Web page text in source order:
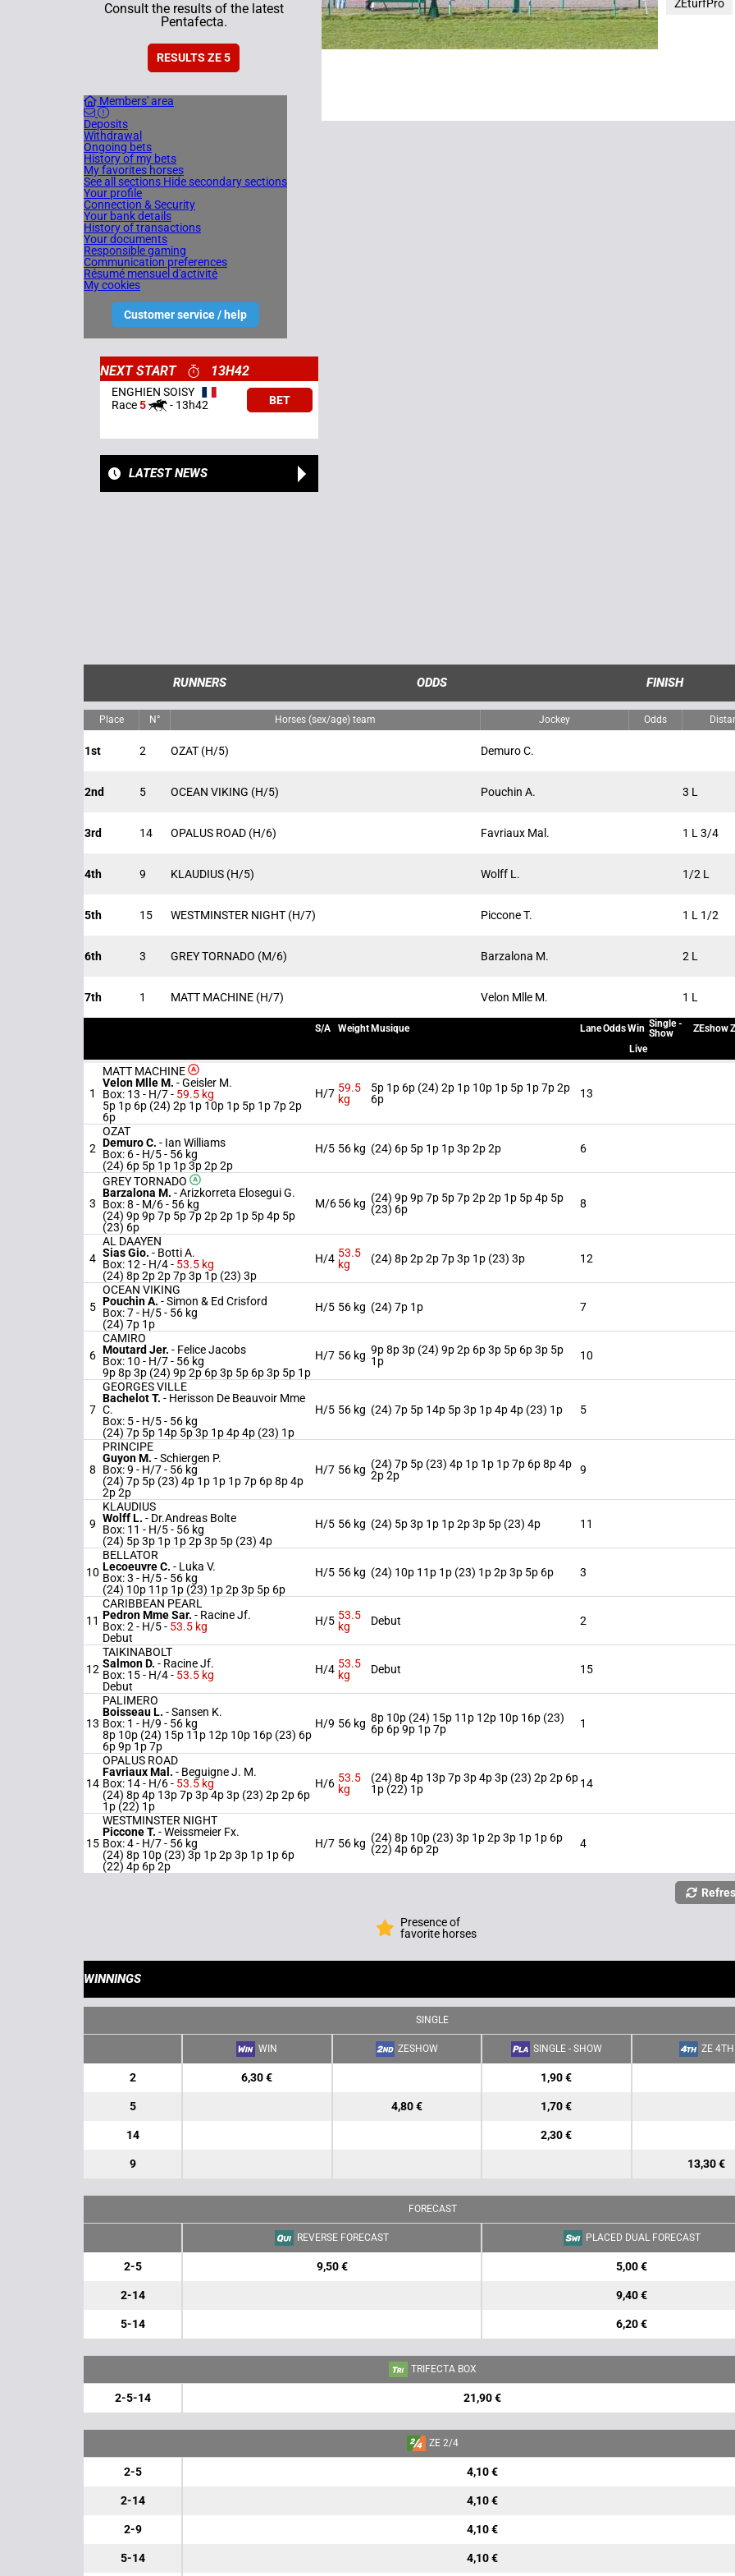
Consult the results of the latest
Pentafecta.
RESULTS ZE 5
Members' area
Deposits
Withdrawal
Ongoing bets
History of my bets
My favorites horses
See all sections Hide secondary sections
Your profile
Connection & Security
Your bank details
History of transactions
Your documents
Responsible gaming
Communication preferences
Résumé mensuel d'activité
My cookies
Customer service / help
ZEturfPro
NEXT START 13H42
ENGHIEN SOISY
Race5 - 13h42 BET
LATEST NEWS
RUNNERS ODDS FINISH
Place N° Horses (sex/age) team Jockey Odds
1st 2 OZAT (H/5) Demuro C.
2nd 5 OCEAN VIKING (H/5) Pouchin A. 3 L
3rd 14 OPALUS ROAD (H/6) Favriaux Mal. 1 L 3/4
4th 9 KLAUDIUS (H/5) Wolff L. 1/2 L
5th 15 WESTMINSTER NIGHT (H/7) Piccone T. 1 L 1/2
6th 3 GREY TORNADO (M/6) Barzalona M. 2 L
7th 1 MATT MACHINE (H/7) Velon Mlle M. 1 L
S/A Weight Musique LaneOddsWin Single -
Show
ZEshow
Live
1
MATT MACHINE
Velon Mlle M. -Geisler M.
Box: 13 - H/7 - 59.5 kg
5p 1p 6p (24) 2p 1p 10p 1p 5p 1p 7p 2p
6p
H/7 59.5
kg
5p 1p 6p (24) 2p 1p 10p 1p 5p 1p 7p 2p
6p
13
2
OZAT
Demuro C. - Ian Williams
Box: 6 - H/5 - 56 kg
(24) 6p 5p 1p 1p 3p 2p 2p
H/5 56 kg (24) 6p 5p 1p 1p 3p 2p 2p 6
3
GREY TORNADO
Barzalona M. -Arizkorreta Elosegui G.
Box: 8 - M/6 - 56 kg
(24) 9p 9p 7p 5p 7p 2p 2p 1p 5p 4p 5p
(23) 6p
M/656 kg (24) 9p 9p 7p 5p 7p 2p 2p 1p 5p 4p 5p
(23) 6p
8
4
AL DAAYEN
Sias Gio. - Botti A.
Box: 12 - H/4 - 53.5 kg
(24) 8p 2p 2p 7p 3p 1p (23) 3p
H/4 53.5
kg
(24) 8p 2p 2p 7p 3p 1p (23) 3p 12
5
OCEAN VIKING
Pouchin A. -Simon & Ed Crisford
Box: 7 - H/5 - 56 kg
(24) 7p 1p
H/5 56 kg (24) 7p 1p 7
6
CAMIRO
Moutard Jer. - Felice Jacobs
Box: 10 - H/7 - 56 kg
9p 8p 3p (24) 9p 2p 6p 3p 5p 6p 3p 5p 1p
H/7 56 kg 9p 8p 3p (24) 9p 2p 6p 3p 5p 6p 3p 5p
1p
10
7
GEORGES VILLE
Bachelot T. - Herisson De Beauvoir Mme
C.
Box: 5 - H/5 - 56 kg
(24) 7p 5p 14p 5p 3p 1p 4p 4p (23) 1p
H/5 56 kg (24) 7p 5p 14p 5p 3p 1p 4p 4p (23) 1p 5
8
PRINCIPE
Guyon M. -Schiergen P.
Box: 9 - H/7 - 56 kg
(24) 7p 5p (23) 4p 1p 1p 1p 7p 6p 8p 4p
2p 2p
H/7 56 kg (24) 7p 5p (23) 4p 1p 1p 1p 7p 6p 8p 4p
2p 2p
9
9
KLAUDIUS
Wolff L. - Dr.Andreas Bolte
Box: 11 - H/5 - 56 kg
(24) 5p 3p 1p 1p 2p 3p 5p (23) 4p
H/5 56 kg (24) 5p 3p 1p 1p 2p 3p 5p (23) 4p 11
10
BELLATOR
Lecoeuvre C. - Luka V.
Box: 3 - H/5 - 56 kg
(24) 10p 11p 1p (23) 1p 2p 3p 5p 6p
H/5 56 kg (24) 10p 11p 1p (23) 1p 2p 3p 5p 6p 3
11
CARIBBEAN PEARL
Pedron Mme Sar. - Racine Jf.
Box: 2 - H/5 - 53.5 kg
Debut
H/5 53.5
kg
Debut 2
12
TAIKINABOLT
Salmon D. - Racine Jf.
Box: 15 - H/4 - 53.5 kg
Debut
H/4 53.5
kg
Debut 15
13
PALIMERO
Boisseau L. -Sansen K.
Box: 1 - H/9 - 56 kg
8p 10p (24) 15p 11p 12p 10p 16p (23) 6p
6p 9p 1p 7p
H/9 56 kg 8p 10p (24) 15p 11p 12p 10p 16p (23)
6p 6p 9p 1p 7p
1
14
OPALUS ROAD
Favriaux Mal. - Beguigne J. M.
Box: 14 - H/6 - 53.5 kg
(24) 8p 4p 13p 7p 3p 4p 3p (23) 2p 2p 6p
1p (22) 1p
H/6 53.5
kg
(24) 8p 4p 13p 7p 3p 4p 3p (23) 2p 2p 6p
1p (22) 1p
14
15
WESTMINSTER NIGHT
Piccone T. -Weissmeier Fx.
Box: 4 - H/7 - 56 kg
(24) 8p 10p (23) 3p 1p 2p 3p 1p 1p 6p
(22) 4p 6p 2p
H/7 56 kg (24) 8p 10p (23) 3p 1p 2p 3p 1p 1p 6p
(22) 4p 6p 2p
4
Presence of
favorite horses
WINNINGS
SINGLE
WIN ZESHOW SINGLE - SHOW ZE 4TH
2 6,30 € 1,90 €
5 4,80 € 1,70 €
14 2,30 €
9 13,30 €
FORECAST
REVERSE FORECAST PLACED DUAL FORECAST
2-5 9,50 € 5,00 €
2-14 9,40 €
5-14 6,20 €
TRIFECTA BOX
2-5-14 21,90 €
ZE 2/4
2-5 4,10 €
2-14 4,10 €
2-9 4,10 €
5-14 4,10 €